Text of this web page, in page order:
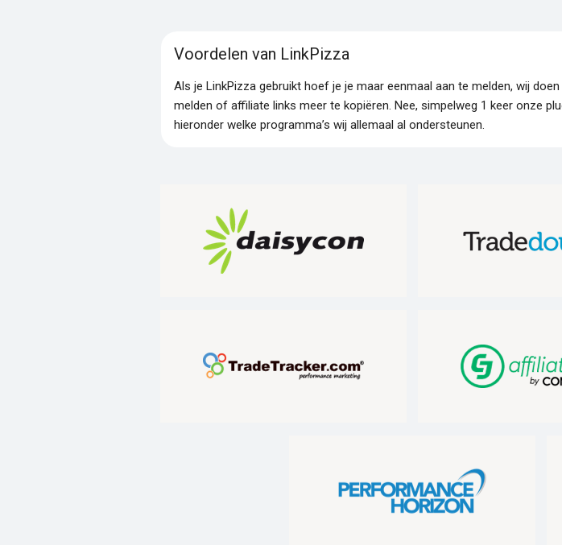
Voordelen van LinkPizza
Als je LinkPizza gebruikt hoef je je maar eenmaal aan te melden, wij
melden of affiliate links meer te kopiëren. Nee, simpelweg 1 keer onze
hieronder welke programma’s wij allemaal al ondersteunen.